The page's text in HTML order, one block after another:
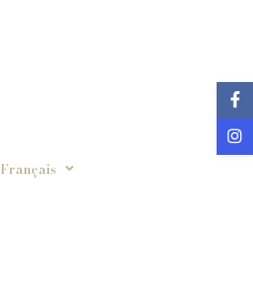
Français